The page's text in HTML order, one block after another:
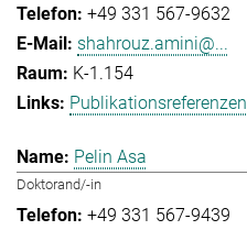
+49 331 567-9632
shahrouz.amini@...
K-1.154
Publikationsreferenzen
Pelin Asa
Doktorand/-in
+49 331 567-9439